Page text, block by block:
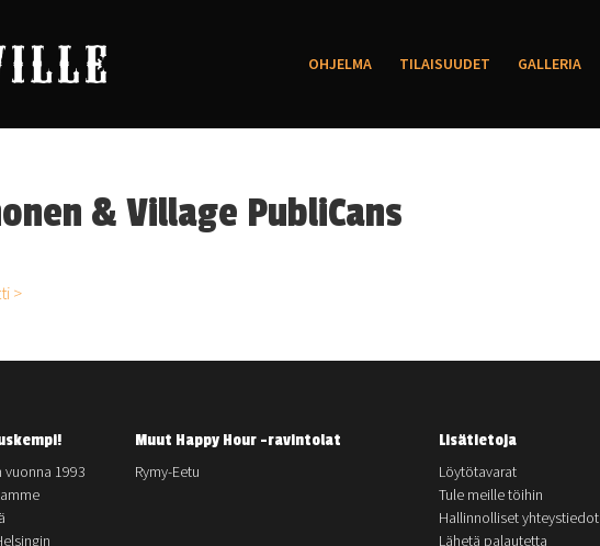
OHJELMA TILAISUUDET GALLERIA
& Village PubliCans
>
vuonna 1993
Muut Happy Hour -ravintolat
Rymy-Eetu
Lisätietoja
Löytötavarat
Tule meille töihin
Hallinnolliset yhteystiedot
Lähetä palautetta